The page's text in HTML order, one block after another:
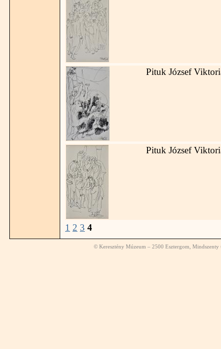
Pituk József
Pituk József
1 2 3 4
© Keresztény Múzeum – 2500 Esztergom,